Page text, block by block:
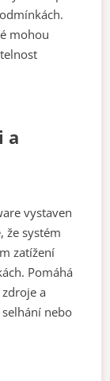
mohou
a
vystaven
že systém
zatížení
Pomáhá
a
nebo